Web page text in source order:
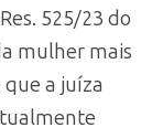
525/23 do
mulher mais
a juíza